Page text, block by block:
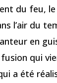
du feu,
l’air du
en
fusion qui
a été